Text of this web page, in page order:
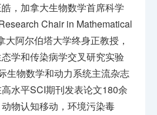
，加拿大生物数学首席科学
Chair in Mathematical
阿尔伯塔大学终身正教授，
学和传染病学交叉研究实验
生物数学和动力系统主流杂志
水平SCI期刊发表论文180余
物认知移动，环境污染毒